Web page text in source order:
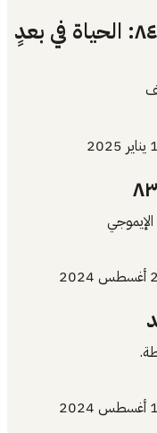
نشرة النشرة #٨٤: الحياة في بعدٍ